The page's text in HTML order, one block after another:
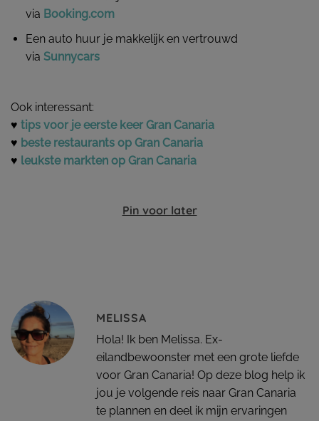
via Booking.com
Een auto huur je makkelijk en vertrouwd
via Sunnycars
Ook interessant:
♥ tips voor je eerste keer Gran Canaria
♥ beste restaurants op Gran Canaria
♥ leukste markten op Gran Canaria
Pin voor later
MELISSA
Hola! Ik ben Melissa. Ex-
eilandbewoonster met een grote liefde
voor Gran Canaria! Op deze blog help ik
jou je volgende reis naar Gran Canaria
te plannen en deel ik mijn ervaringen